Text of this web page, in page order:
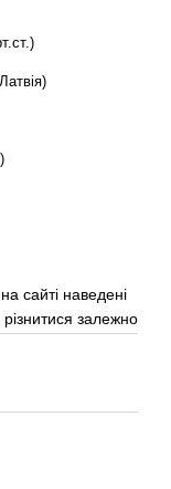
сайті наведені
залежно